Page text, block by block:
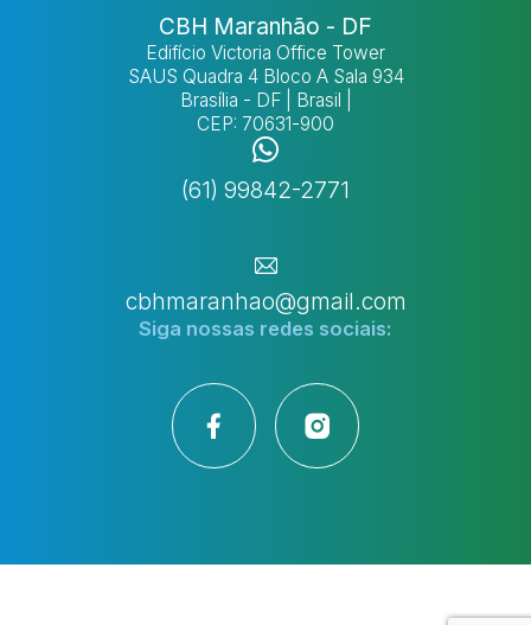
CBH Maranhão - DF
Edifício Victoria Office Tower
SAUS Quadra 4 Bloco A Sala 934
Brasília - DF | Brasil |
CEP: 70631-900
(61) 99842-2771
cbhmaranhao@gmail.com
Siga nossas redes sociais: